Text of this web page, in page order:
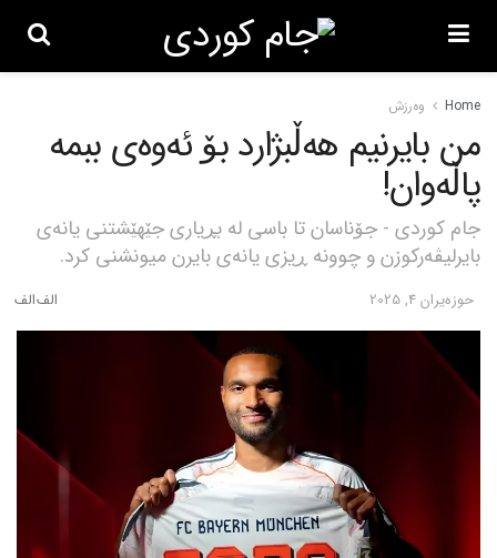
Home وەرزش
من بایرنیم هەڵبژارد بۆ ئەوەی ببمە
پاڵەوان!
جام کوردی - جۆناسان تا باسی له بڕیاری جێهێشتنی یانەی
بایرلیڤەرکوزن و چوونه ڕیزی یانەی بایرن میونشنی کرد.
حوزه‌یران 4, 2025